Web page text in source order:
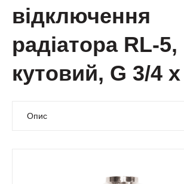
відключення
радіатора RL-5,
кутовий, G 3/4